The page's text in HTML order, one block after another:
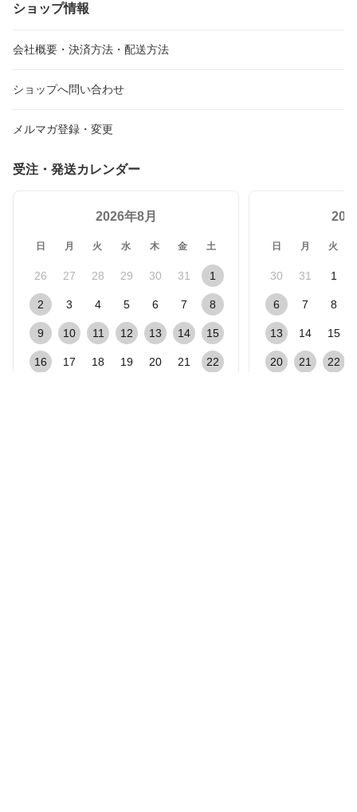
ショップ情報
会社概要・決済方法・配送方法
ショップへ問い合わせ
メルマガ登録・変更
受注・発送カレンダー
2026年8月
日 月 火 水 木 金 土
26 27 28 29 30 31 1
2 3 4 5 6 7 8
9 10 11 12 13 14 15
16 17 18 19 20 21 22
日 月 火
30 31 1
6 7 8
13 14 15
20 21 22